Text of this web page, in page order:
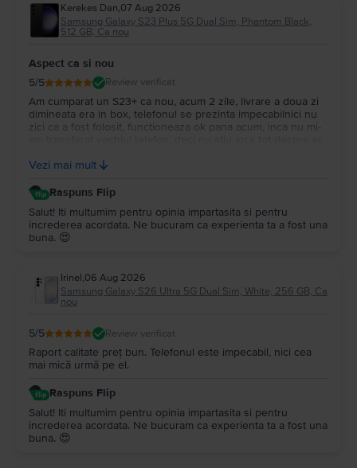
Kerekes Dan,07 Aug 2026
Samsung Galaxy S23 Plus 5G Dual Sim, Phantom Black,
512 GB, Ca nou
Aspect ca si nou
5/5 Review verificat
Am cumparat un S23+ ca nou, acum 2 zile, livrare a doua zi
dimineata era in box, telefonul se prezinta impecabilnici nu
zici ca a fost folosit, functioneaza ok pana acum, inca nu mi-
cand voi incepe sa-l folosesc.
Vezi mai mult
Raspuns Flip
Salut! Iti multumim pentru opinia impartasita si pentru
increderea acordata. Ne bucuram ca experienta ta a fost una
buna. 😍
Irinel,06 Aug 2026
Samsung Galaxy S26 Ultra 5G Dual Sim, White, 256 GB, Ca
nou
5/5 Review verificat
Raport calitate preț bun. Telefonul este impecabil, nici cea
mai mică urmă pe el.
Raspuns Flip
Salut! Iti multumim pentru opinia impartasita si pentru
increderea acordata. Ne bucuram ca experienta ta a fost una
buna. 😍